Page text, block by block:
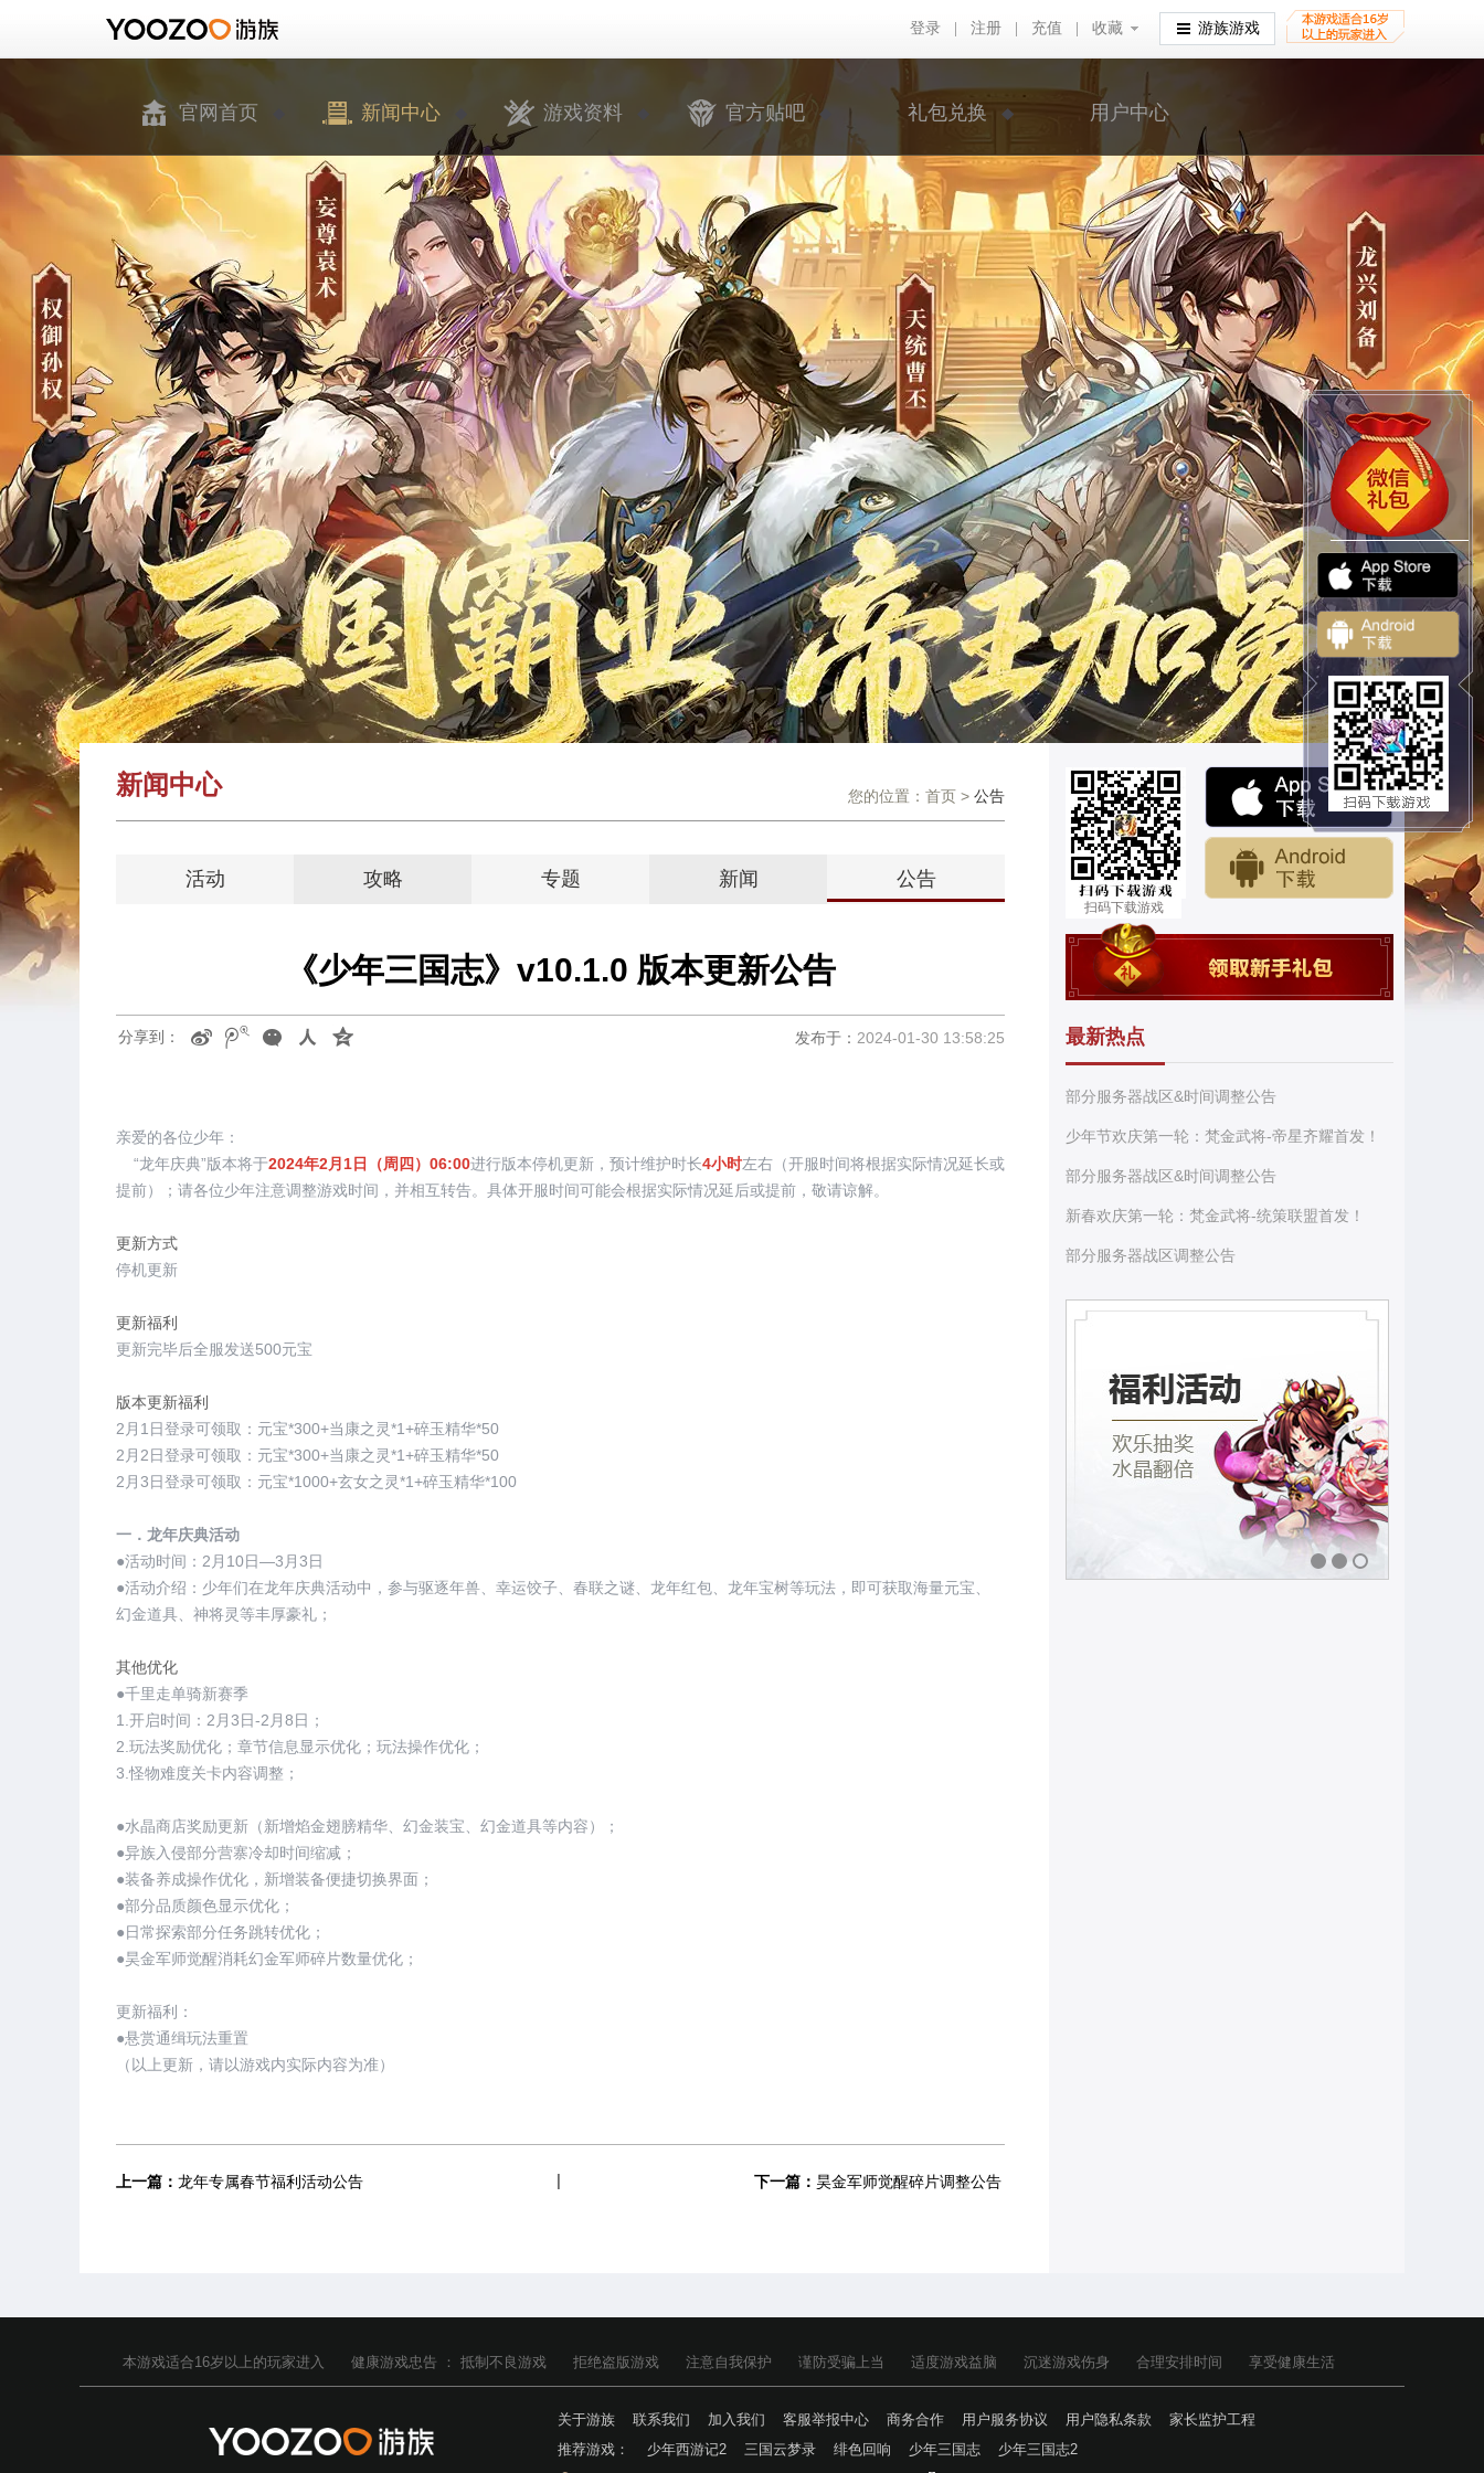
登录 注册 充值 收藏
收藏 游族游戏
官网首页 新闻中心 游戏资料 官方贴吧 礼包兑换 用户中心
新闻中心 您的位置： 首页 > 公告
活动 攻略 专题 新闻 公告
《少年三国志》v10.1.0 版本更新公告
发布于： 2024-01-30 13:58:25
分享到：
亲爱的各位少年：
“龙年庆典”版本将于2024年2月1日（周四）06:00进行版本停机更新，预计维护时长4小时左右（开服时间将根据实际情况延长或
提前）；请各位少年注意调整游戏时间，并相互转告。具体开服时间可能会根据实际情况延后或提前，敬请谅解。
更新方式
停机更新
更新福利
更新完毕后全服发送500元宝
版本更新福利
2月1日登录可领取：元宝*300+当康之灵*1+碎玉精华*50
2月2日登录可领取：元宝*300+当康之灵*1+碎玉精华*50
2月3日登录可领取：元宝*1000+玄女之灵*1+碎玉精华*100
一．龙年庆典活动
●活动时间：2月10日—3月3日
●活动介绍：少年们在龙年庆典活动中，参与驱逐年兽、幸运饺子、春联之谜、龙年红包、 龙年宝树等玩法，即可获取海量元宝、
幻金道具、神将灵等丰厚豪礼；
其他优化
●千里走单骑新赛季
1.开启时间：2月3日-2月8日；
2.玩法奖励优化；章节信息显示优化；玩法操作优化；
3.怪物难度关卡内容调整；
●水晶商店奖励更新（新增焰金翅膀精华、幻金装宝、幻金道具等内容）；
●异族入侵部分营寨冷却时间缩减；
●装备养成操作优化，新增装备便捷切换界面；
●部分品质颜色显示优化；
●日常探索部分任务跳转优化；
●昊金军师觉醒消耗幻金军师碎片数量优化；
更新福利：
●悬赏通缉玩法重置
（以上更新，请以游戏内实际内容为准）
上一篇： 龙年专属春节福利活动公告 下一篇： 昊金军师觉醒碎片调整公告
扫码下载游戏
最新热点
部分服务器战区&时间调整公告
少年节欢庆第一轮：梵金武将-帝星齐耀首发！
部分服务器战区&时间调整公告
新春欢庆第一轮：梵金武将-统策联盟首发！
部分服务器战区调整公告
本游戏适合16岁以上的玩家进入 健康游戏忠告 ： 抵制不良游戏 拒绝盗版游戏 注意自我保护 谨防受骗上当 适度游戏益脑 沉迷游戏伤身 合理安排时间 享受健康生活
关于游族 联系我们 加入我们 客服举报中心 商务合作 用户服务协议 用户隐私条款
家长监护工程
推荐游戏：
少年西游记2 三国云梦录 绯色回响 少年三国志
少年三国志2